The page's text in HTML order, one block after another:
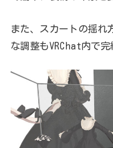
また、スカートの揺れ
な調整もVRChat内で